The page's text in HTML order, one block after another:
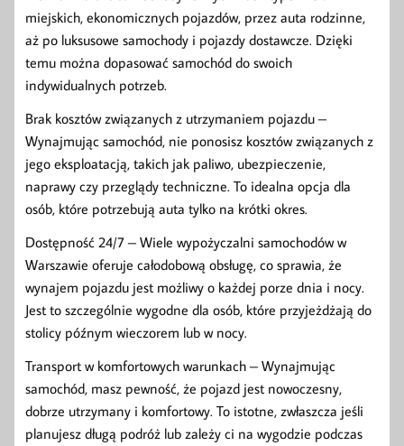
miejskich, ekonomicznych pojazdów, przez auta rodzinne,
aż po luksusowe samochody i pojazdy dostawcze. Dzięki
temu można dopasować samochód do swoich
indywidualnych potrzeb.
Brak kosztów związanych z utrzymaniem pojazdu –
Wynajmując samochód, nie ponosisz kosztów związanych z
jego eksploatacją, takich jak paliwo, ubezpieczenie,
naprawy czy przeglądy techniczne. To idealna opcja dla
osób, które potrzebują auta tylko na krótki okres.
Dostępność 24/7 – Wiele wypożyczalni samochodów w
Warszawie oferuje całodobową obsługę, co sprawia, że
wynajem pojazdu jest możliwy o każdej porze dnia i nocy.
Jest to szczególnie wygodne dla osób, które przyjeżdżają do
stolicy późnym wieczorem lub w nocy.
Transport w komfortowych warunkach – Wynajmując
samochód, masz pewność, że pojazd jest nowoczesny,
dobrze utrzymany i komfortowy. To istotne, zwłaszcza jeśli
planujesz długą podróż lub zależy ci na wygodzie podczas